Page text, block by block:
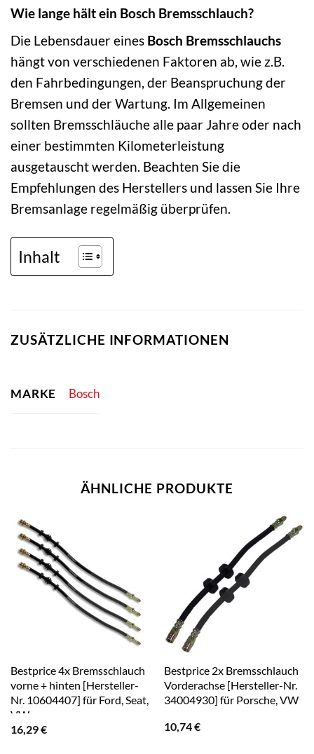
Wie lange hält ein Bosch Bremsschlauch?
Die Lebensdauer eines Bosch Bremsschlauchs
hängt von verschiedenen Faktoren ab, wie z.B.
den Fahrbedingungen, der Beanspruchung der
Bremsen und der Wartung. Im Allgemeinen
sollten Bremsschläuche alle paar Jahre oder nach
einer bestimmten Kilometerleistung
ausgetauscht werden. Beachten Sie die
Empfehlungen des Herstellers und lassen Sie Ihre
Bremsanlage regelmäßig überprüfen.
Inhalt
ZUSÄTZLICHE INFORMATIONEN
MARKE Bosch
ÄHNLICHE PRODUKTE
Bestprice 4x Bremsschlauch
vorne + hinten [Hersteller-
Nr. 10604407] für Ford, Seat,
VW
16,29€
Bestprice 2x Bremsschlauch
Vorderachse [Hersteller-Nr.
34004930] für Porsche, VW
10,74€